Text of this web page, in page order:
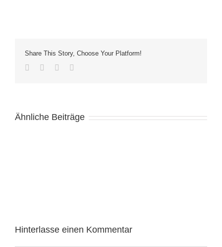
Share This Story, Choose Your Platform!
Facebook
TwitterLinkedIn
Ähnliche Beiträge
Hinterlasse einen Kommentar